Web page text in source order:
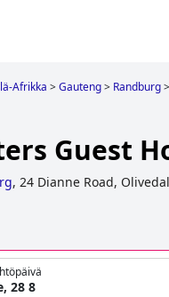
Afrikka >Gauteng> Randburg>
Guest
, 24 Dianne Road,
28 8